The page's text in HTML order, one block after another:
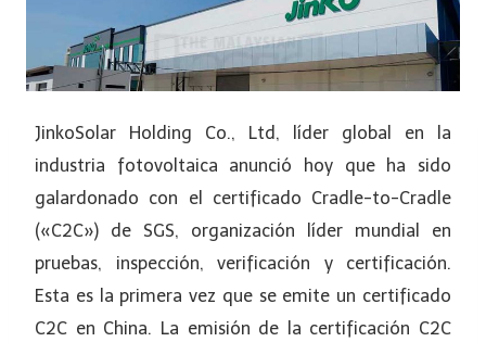
JinkoSolar Holding Co., Ltd, líder global en la
industria fotovoltaica anunció hoy que ha sido
galardonado con el certificado Cradle-to-Cradle
(«C2C») de SGS, organización líder mundial en
pruebas, inspección, verificación y certificación.
Esta es la primera vez que se emite un certificado
C2C en China. La emisión de la certificación C2C